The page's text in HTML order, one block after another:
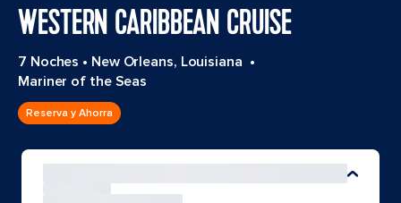
WESTERN CARIBBEAN CRUISE
7 Noches • New Orleans, Louisiana •
Mariner of the Seas
Reserva y Ahorra